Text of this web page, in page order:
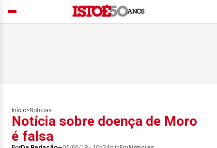
Início> Notícias
Notícia sobre doença de Moro
é falsa